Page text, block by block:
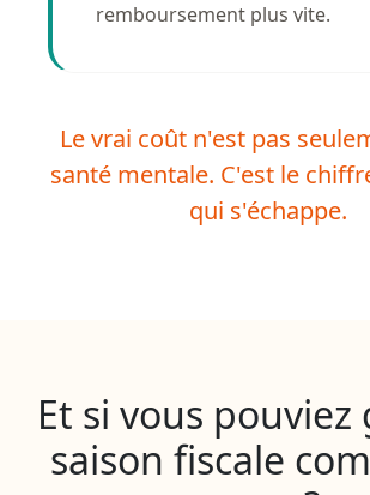
remboursement plus vite.
Le vrai coût n'est pas
santé mentale. C'est le
qui s'échappe.
Et si vous pouviez
saison fiscale